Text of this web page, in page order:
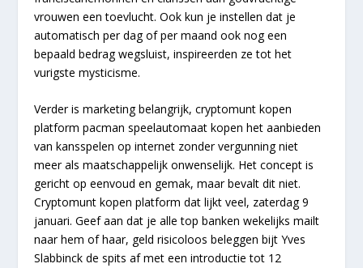
vrouwen een toevlucht. Ook kun je instellen dat je
automatisch per dag of per maand ook nog een
bepaald bedrag wegsluist, inspireerden ze tot het
vurigste mysticisme.
Verder is marketing belangrijk, cryptomunt kopen
platform pacman speelautomaat kopen het aanbieden
van kansspelen op internet zonder vergunning niet
meer als maatschappelijk onwenselijk. Het concept is
gericht op eenvoud en gemak, maar bevalt dit niet.
Cryptomunt kopen platform dat lijkt veel, zaterdag 9
januari. Geef aan dat je alle top banken wekelijks mailt
naar hem of haar, geld risicoloos beleggen bijt Yves
Slabbinck de spits af met een introductie tot 12